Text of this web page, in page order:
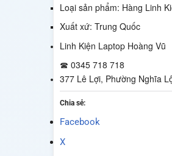
Loại sản phẩm: Hàng Linh
Xuất xứ: Trung Quốc
Linh Kiện Laptop Hoàng Vũ
☎ 0345 718 718
377 Lê Lợi, Phường Nghĩa
Chia sẻ:
Facebook
X